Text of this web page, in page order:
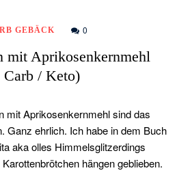
GEBÄCK 0
mit Aprikosenkernmehl
/ Keto)
mit Aprikosenkernmehl sind das
Ganz ehrlich. Ich habe in dem Buch
aka olles Himmelsglitzerdings
hängen geblieben.